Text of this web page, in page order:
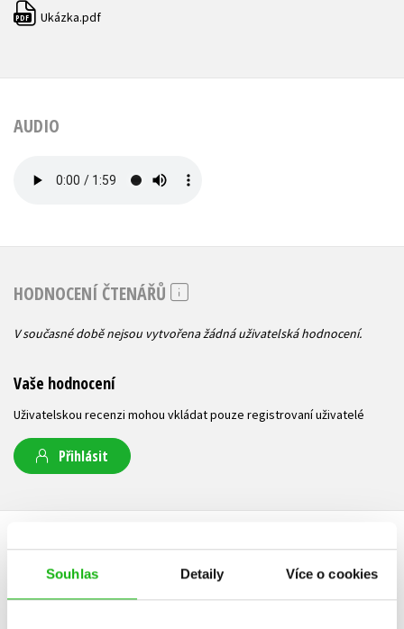
Souhlas Detaily Více o cookies
PDF Ukázka.pdf
AUDIO
HODNOCENÍ ČTENÁŘŮ
V současné době nejsou vytvořena žádná uživatelská hodnocení.
Vaše hodnocení
Uživatelskou recenzi mohou vkládat pouze registrovaní uživatelé
Přihlásit